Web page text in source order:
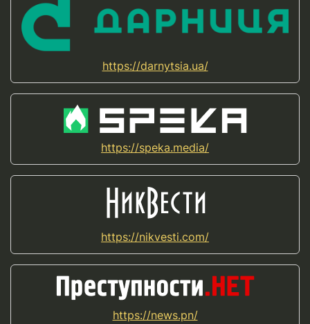
https://darnytsia.ua/
https://speka.media/
https://nikvesti.com/
https://news.pn/